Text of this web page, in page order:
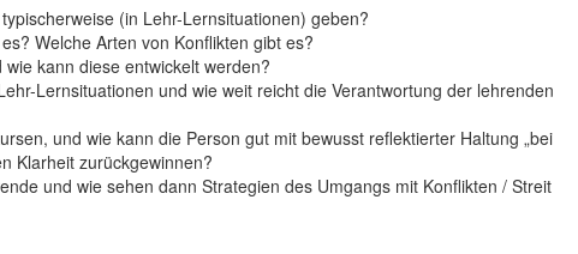
(in Lehr-Lernsituationen) geben?
Welche Arten von Konflikten gibt es?
kann diese entwickelt werden?
Lernsituationen und wie weit reicht die Verantwortung der lehrenden
und wie kann die Person gut mit bewusst reflektierter Haltung „bei
Klarheit zurückgewinnen?
und wie sehen dann Strategien des Umgangs mit Konflikten / Streit